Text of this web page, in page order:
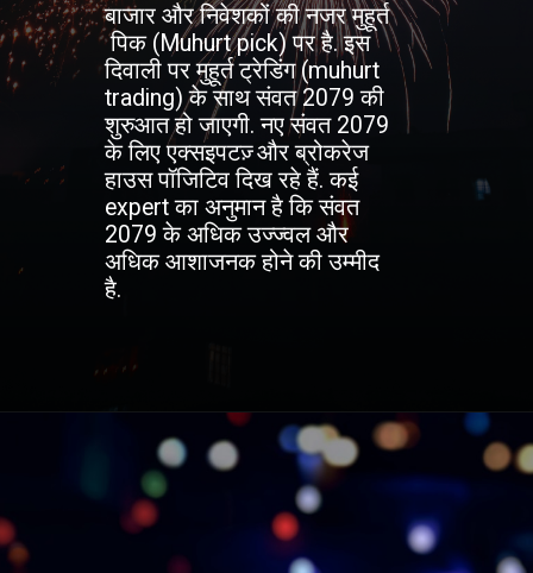
बाजार और निवेशकों की नजर मुहूर्त
पिक (Muhurt pick) पर है. इस
दिवाली पर मुहूर्त ट्रेडिंग (muhurt
trading) के साथ संवत 2079 की
शुरुआत हो जाएगी. नए संवत 2079
के लिए एक्सइपटज़् और ब्रोकरेज
हाउस पॉजिटिव दिख रहे हैं. कई
expert का अनुमान है कि संवत
2079 के अधिक उज्ज्वल और
अधिक आशाजनक होने की उम्मीद
है.